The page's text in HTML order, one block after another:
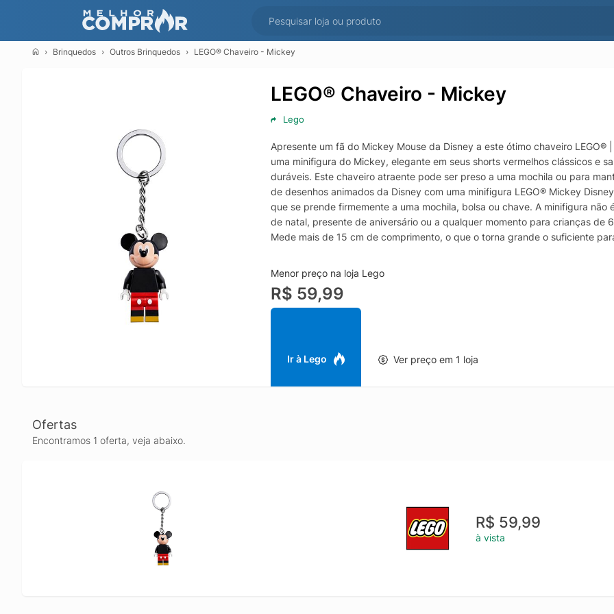
Brinquedos Outros Brinquedos LEGO® Chaveiro - Mickey
LEGO® Chaveiro - Mickey
Lego
Apresente um fã do Mickey Mouse da Disney a este ótimo chaveiro
uma minifigura do Mickey, elegante em seus shorts vermelhos clássicos e
duráveis. Este chaveiro atraente pode ser preso a uma mochila ou para
de desenhos animados da Disney com uma minifigura LEGO® Mickey
que se prende firmemente a uma mochila, bolsa ou chave. A minifigura
de natal, presente de aniversário ou a qualquer momento para crianças de
Mede mais de 15 cm de comprimento, o que o torna grande o suficiente
Menor preço na loja Lego
R$ 59,99
Ir à Lego Ver preço em 1 loja
Ofertas
Encontramos 1 oferta, veja abaixo.
R$ 59,99
à vista